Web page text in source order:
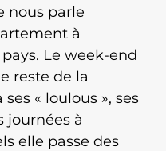
nous parle
à
Le week-end
reste de la
« loulous », ses
journées à
elle passe des